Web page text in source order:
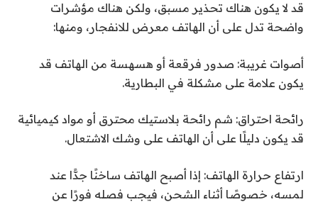
قد لا يكون هناك تحذير مسبق، ولكن هناك مؤشرات
واضحة تدل على أن الهاتف معرض للانفجار، ومنها:
أصوات غريبة: صدور فرقعة أو هسهسة من الهاتف قد
يكون علامة على مشكلة في البطارية.
رائحة احتراق: شم رائحة بلاستيك محترق أو مواد كيميائية
قد يكون دليلًا على أن الهاتف على وشك الاشتعال.
ارتفاع حرارة الهاتف: إذا أصبح الهاتف ساخنًا جدًّا عند
لمسه، خصوصًا أثناء الشحن، فيجب فصله فورًا عن